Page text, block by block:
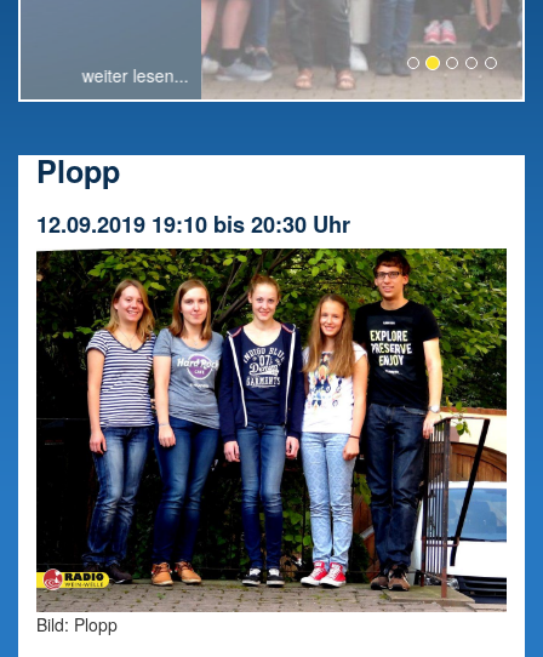
weiter lesen...
Plopp
12.09.2019 19:10 bis 20:30 Uhr
Bild: Plopp